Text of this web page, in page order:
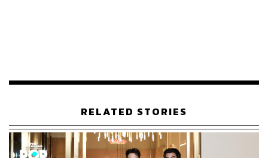
ศ.นพ.อภิชาติ อัศวมงคลกุล คณบดีคณะแพทยศาสตร์ศิริราช
พยาบาล มหาวิทยาลัยมหิดล กล่าวว่า คณะแพทยศาสตร์
ศิริราชพยาบาล มหาวิทยาลัยมหิดล ร่วมกับบริษัท ไอซีเอส
RELATED STORIES